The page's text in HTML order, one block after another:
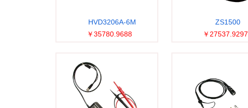
HVD3206A-6M
￥35780.9688
ZS1500
￥27537.9297